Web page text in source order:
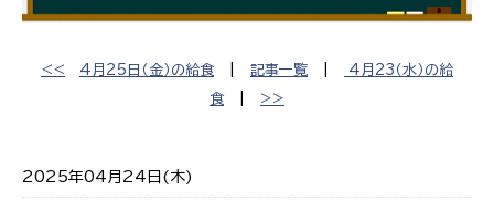
<< 4月25日（金）の給食 記事一覧
4月23（水）の給
食
>>
2025年04月24日(木)